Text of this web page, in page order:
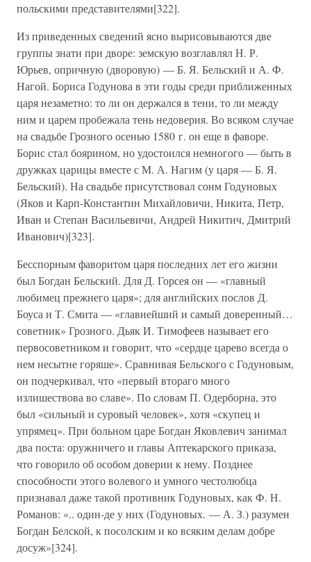
польскими представителями[322].
Из приведенных сведений ясно вырисовываются две
группы знати при дворе: земскую возглавлял Н. Р.
Юрьев, опричную (дворовую) — Б. Я. Бельский и А. Ф.
Нагой. Бориса Годунова в эти годы среди приближенных
царя незаметно: то ли он держался в тени, то ли между
ним и царем пробежала тень недоверия. Во всяком случае
на свадьбе Грозного осенью 1580 г. он еще в фаворе.
Борис стал боярином, но удостоился немногого — быть в
дружках царицы вместе с М. А. Нагим (у царя — Б. Я.
Бельский). На свадьбе присутствовал сонм Годуновых
(Яков и Карп-Константин Михайловичи, Никита, Петр,
Иван и Степан Васильевичи, Андрей Никитич, Дмитрий
Иванович)[323].
Бесспорным фаворитом царя последних лет его жизни
был Богдан Бельский. Для Д. Горсея он — «главный
любимец прежнего царя»; для английских послов Д.
Боуса и Т. Смита — «главнейший и самый доверенный…
советник» Грозного. Дьяк И. Тимофеев называет его
первосоветником и говорит, что «сердце царево всегда о
нем несытне горяше». Сравнивая Бельского с Годуновым,
он подчеркивал, что «первый втораго много
излишествова во славе». По словам П. Одерборна, это
был «сильный и суровый человек», хотя «скупец и
упрямец». При больном царе Богдан Яковлевич занимал
два поста: оружничего и главы Аптекарского приказа,
что говорило об особом доверии к нему. Позднее
способности этого волевого и умного честолюбца
признавал даже такой противник Годуновых, как Ф. Н.
Романов: «.. один-де у них (Годуновых. — А. З.) разумен
Богдан Белской, к посолским и ко всяким делам добре
досуж»[324].